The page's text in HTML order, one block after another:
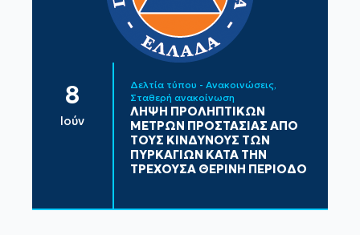
8
Ιούν
Δελτία τύπου - Ανακοινώσεις
Σταθερή ανακοίνωση
ΛΗΨΗ ΠΡΟΛΗΠΤΙΚΩΝ
ΜΕΤΡΩΝ ΠΡΟΣΤΑΣΙΑΣ ΑΠΟ
ΤΟΥΣ ΚΙΝΔΥΝΟΥΣ ΤΩΝ
ΠΥΡΚΑΓΙΩΝ ΚΑΤΑ ΤΗΝ
ΤΡΕΧΟΥΣΑ ΘΕΡΙΝΗ ΠΕΡΙΟΔΟ